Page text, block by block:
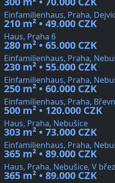
Einfamilienhaus, Praha,
210 m² • 49.000 CZK
Haus, Praha 6
280 m² • 65.000 CZK
Einfamilienhaus, Praha,
230 m² • 55.000 CZK
Einfamilienhaus, Praha,
250 m² • 60.000 CZK
Einfamilienhaus, Praha,
500 m² • 120.000 CZK
Haus, Praha, Nebušice
303 m² • 73.000 CZK
Einfamilienhaus, Praha,
365 m² • 89.000 CZK
Haus, Praha, Nebušice, V
365 m² • 89.000 CZK